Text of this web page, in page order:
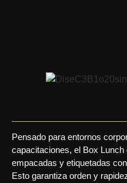
Pensado para entornos
capacitaciones, el Box
empacadas y etiquetadas
Esto garantiza orden y